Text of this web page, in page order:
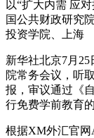
以“扩大内需 应
国公共财政研究
投资学院、上海
新华社北京7月
院常务会议，听
报，审议通过《
行免费学前教育
根据XM外汇官网